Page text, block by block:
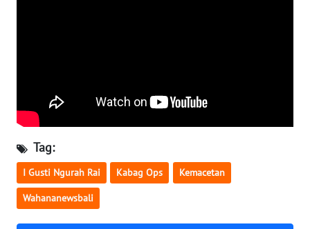
Tag:
I Gusti Ngurah Rai Kabag Ops Kemacetan
Wahananewsbali
SULTENG
SULBAR
WN
BABEL